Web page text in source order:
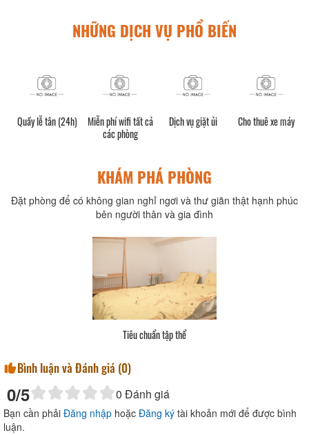
NHỮNG DỊCH VỤ PHỔ BIẾN
Quầy lễ tân (24h)
Miễn phí wifi tất cả
các phòng
Dịch vụ giặt ủi Cho thuê xe máy
KHÁM PHÁ PHÒNG
Đặt phòng để có không gian nghỉ ngơi và thư giãn thật hạnh phúc
bên người thân và gia đình
Tiêu chuẩn tập thể
Bình luận và Đánh giá (0)
0/5 0 Đánh giá
Bạn cần phải Đăng nhập hoặc Đăng ký tài khoản mới để được bình
luận.